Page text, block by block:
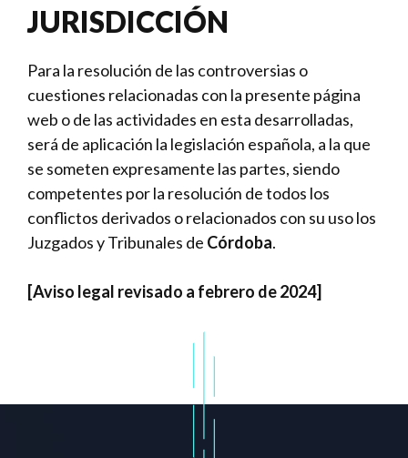
JURISDICCIÓN
Para la resolución de las controversias o
cuestiones relacionadas con la presente página
web o de las actividades en esta desarrolladas,
será de aplicación la legislación española, a la que
se someten expresamente las partes, siendo
competentes por la resolución de todos los
conflictos derivados o relacionados con su uso los
Juzgados y Tribunales de Córdoba.
[Aviso legal revisado a febrero de 2024]